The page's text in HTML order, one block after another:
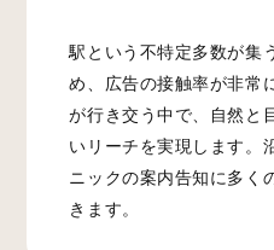
駅という不特定多数が集
め、広告の接触率が非常
が行き交う中で、自然と
いリーチを実現します。
ニックの案内告知に多く
きます。